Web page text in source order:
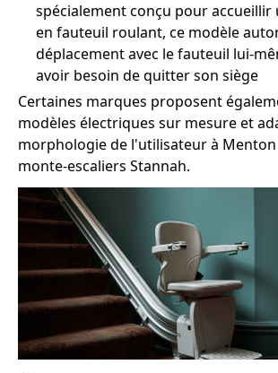
spécialement conçu pour
en fauteuil roulant, ce modèle
déplacement avec le fauteuil lui-
avoir besoin de quitter son siège
Certaines marques proposent
modèles électriques sur mesure et
morphologie de l'utilisateur à Menton
monte-escaliers Stannah.